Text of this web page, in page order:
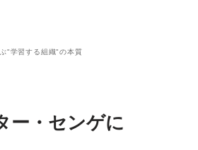
"学習する組織"の本質
ー・センゲに